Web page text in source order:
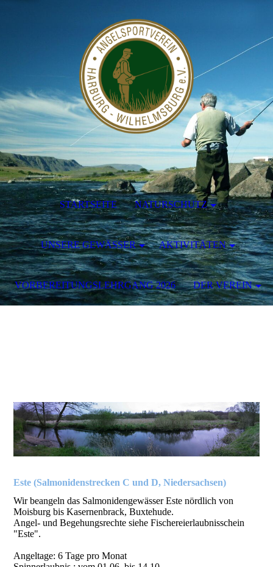
Este (Salmonidenstrecken C und D, Niedersachsen)
Wir beangeln das Salmonidengewässer Este nördlich von
Moisburg bis Kasernenbrack, Buxtehude.
Angel- und Begehungsrechte siehe Fischereierlaubnisschein
"Este".
Angeltage: 6 Tage pro Monat
STARTSEITE NATURSCHUTZ
UNSERE GEWÄSSER AKTIVITÄTEN
VORBEREITUNGSLEHRGANG 2026 DER VEREIN